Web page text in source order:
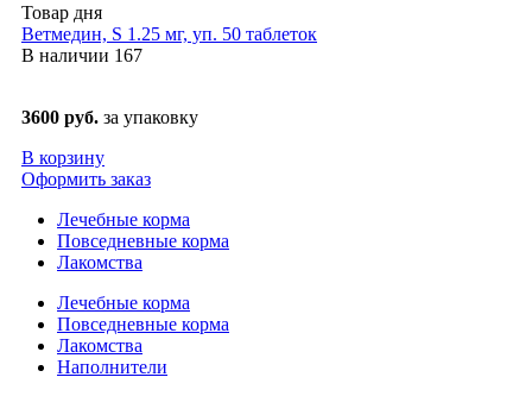
Товар дня
Ветмедин, S 1.25 мг, уп. 50 таблеток
В наличии 167
3600 руб. за упаковку
В корзину
Оформить заказ
Лечебные корма
Повседневные корма
Лакомства
Лечебные корма
Повседневные корма
Лакомства
Наполнители